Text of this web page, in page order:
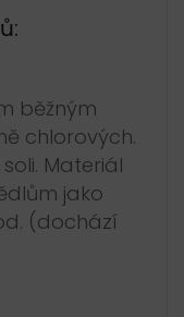
běžným
chlorových.
Materiál
jako
(dochází